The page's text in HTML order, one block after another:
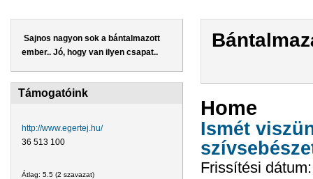
Sajnos nagyon sok a bántalmazott
ember.. Jó, hogy van ilyen csapat..
Támogatóink
http://www.egertej.hu/
36 513 100
Átlag: 5.5 (2 szavazat)
Home
Ismét
Frissítési